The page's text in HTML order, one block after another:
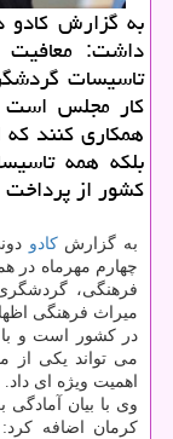
به گزارش كادو
تاسیسات
كار مجلس است و
همكاری كنند كه
بلكه همه
كشور از
به گزارشكادو
چهارم مهرماه در
فرهنگی،
میراث فرهنگی
در كشور است و با
می تواند یكی از
اهمیت ویژه ای داد.
وی با بیان
كرمان اضافه